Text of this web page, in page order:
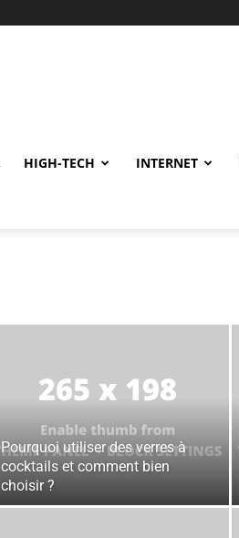
HIGH-TECH INTERNET
Pourquoi utiliser des verres à
cocktails et comment bien
choisir ?